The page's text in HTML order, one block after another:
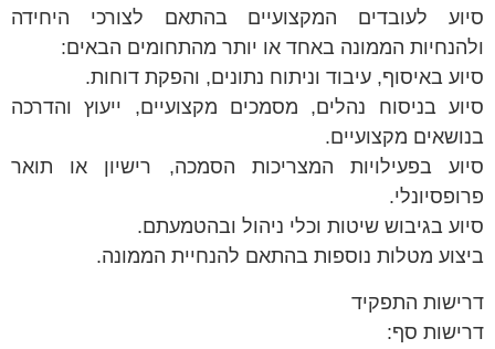
סיוע לעובדים המקצועיים בהתאם לצורכי היחידה
ולהנחיות הממונה באחד או יותר מהתחומים הבאים:
סיוע באיסוף, עיבוד וניתוח נתונים, והפקת דוחות.
סיוע בניסוח נהלים, מסמכים מקצועיים, ייעוץ והדרכה
בנושאים מקצועיים.
סיוע בפעילויות המצריכות הסמכה, רישיון או תואר
פרופסיונלי.
סיוע בגיבוש שיטות וכלי ניהול ובהטמעתם.
ביצוע מטלות נוספות בהתאם להנחיית הממונה.
דרישות התפקיד
דרישות סף: